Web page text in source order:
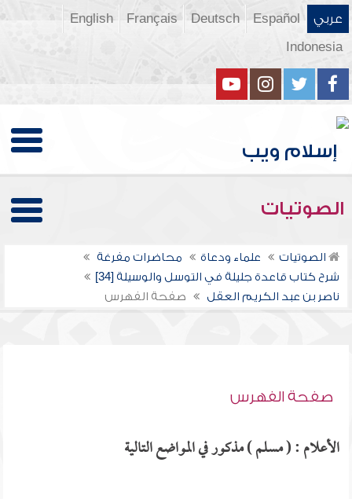
عربي Español
Deutsch
Français
English
Indonesia
الصوتيات
الصوتيات علماء ودعاة
محاضرات مفرغة
شرح كتاب قاعدة جليلة في التوسل والوسيلة [34]
ناصر بن عبد الكريم العقل
صفحة الفهرس
صفحة الفهرس
الأعلام : ( مسلم ) مذكور في المواضع التالية